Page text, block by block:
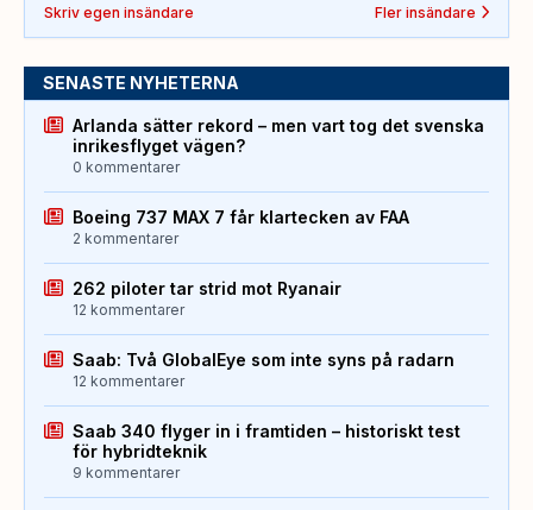
Skriv egen insändare Fler insändare
SENASTE NYHETERNA
Arlanda sätter rekord – men vart tog det svenska
inrikesflyget vägen?
0 kommentarer
Boeing 737 MAX 7 får klartecken av FAA
2 kommentarer
262 piloter tar strid mot Ryanair
12 kommentarer
Saab: Två GlobalEye som inte syns på radarn
12 kommentarer
Saab 340 flyger in i framtiden – historiskt test
för hybridteknik
9 kommentarer